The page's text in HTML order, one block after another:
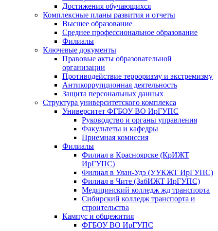
Достижения обучающихся
Комплексные планы развития и отчеты
Высшее образование
Среднее профессиональное образование
Филиалы
Ключевые документы
Правовые акты образовательной
организации
Противодействие терроризму и экстремизму
Антикоррупционная деятельность
Защита персональных данных
Структура университетского комплекса
Университет ФГБОУ ВО ИрГУПС
Руководство и органы управления
Факультеты и кафедры
Приемная комиссия
Филиалы
Филиал в Красноярске (КрИЖТ
ИрГУПС)
Филиал в Улан-Удэ (УУКЖТ ИрГУПС)
Филиал в Чите (ЗабИЖТ ИрГУПС)
Медицинский колледж жд транспорта
Сибирский колледж транспорта и
строительства
Кампус и общежития
ФГБОУ ВО ИрГУПС